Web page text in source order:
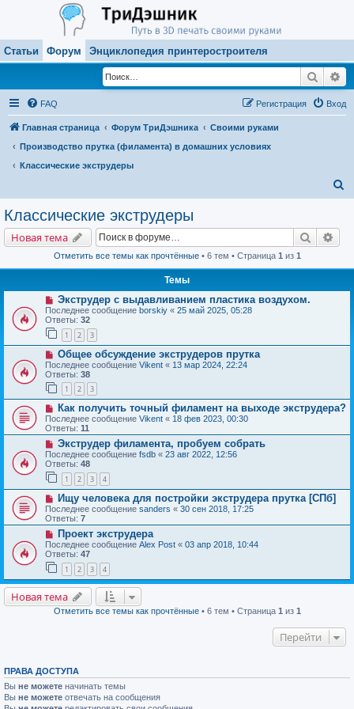
Статьи Форум Энциклопедия принтеростроителя
Поиск
FAQ Вход
Регистрация
Главная страница Форум ТриДэшника
Своими руками
Производство прутка (филамента) в домашних условиях
Классические экструдеры
Классические экструдеры
Новая тема Поиск
Отметить все темы как прочтённые• 6 тем • Страница 1 из 1
Темы
Экструдер с выдавливанием пластика воздухом.
Последнее сообщение borskiy « 25 май 2025, 05:28
Ответы: 32
1 2 3
Общее обсуждение экструдеров прутка
Последнее сообщение Vikent « 13 мар 2024, 22:24
Ответы: 38
1 2 3
Как получить точный филамент на выходе экструдера?
Последнее сообщение Vikent « 18 фев 2023, 00:30
Ответы: 11
Экструдер филамента, пробуем собрать
Последнее сообщение fsdb « 23 авг 2022, 12:56
Ответы: 48
1 2 3 4
Ищу человека для постройки экструдера прутка [СПб]
Последнее сообщение sanders « 30 сен 2018, 17:25
Ответы: 7
Проект экструдера
Последнее сообщение Alex Post « 03 апр 2018, 10:44
Ответы: 47
1 2 3 4
Новая тема
Отметить все темы как прочтённые• 6 тем • Страница 1 из 1
Перейти
ПРАВА ДОСТУПА
Вы не можете начинать темы
Вы не можете отвечать на сообщения